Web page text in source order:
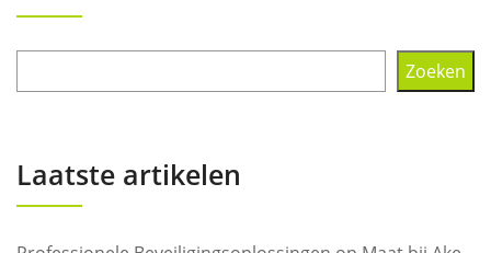
Zoeken
Laatste artikelen